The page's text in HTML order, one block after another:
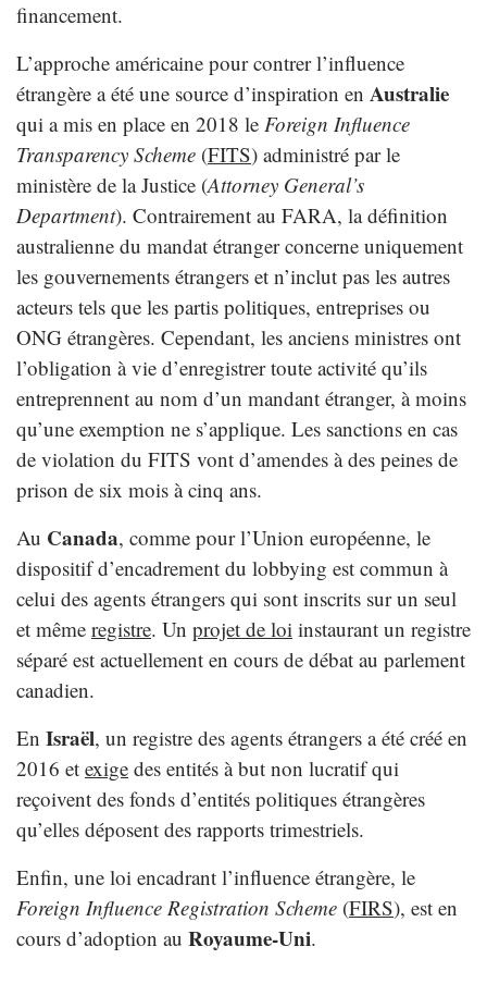
financement.
L’approche américaine pour contrer l’influence
étrangère a été une source d’inspiration en Australie
qui a mis en place en 2018 le Foreign Influence
Transparency Scheme (FITS) administré par le
ministère de la Justice (Attorney General’s
Department). Contrairement au FARA, la définition
australienne du mandat étranger concerne uniquement
les gouvernements étrangers et n’inclut pas les autres
acteurs tels que les partis politiques, entreprises ou
ONG étrangères. Cependant, les anciens ministres ont
l’obligation à vie d’enregistrer toute activité qu’ils
entreprennent au nom d’un mandant étranger, à moins
qu’une exemption ne s’applique. Les sanctions en cas
de violation du FITS vont d’amendes à des peines de
prison de six mois à cinq ans.
Au Canada, comme pour l’Union européenne, le
dispositif d’encadrement du lobbying est commun à
celui des agents étrangers qui sont inscrits sur un seul
et même registre. Un projet de loi instaurant un registre
séparé est actuellement en cours de débat au parlement
canadien.
En Israël, un registre des agents étrangers a été créé en
2016 et exige des entités à but non lucratif qui
reçoivent des fonds d’entités politiques étrangères
qu’elles déposent des rapports trimestriels.
Enfin, une loi encadrant l’influence étrangère, le
Foreign Influence Registration Scheme (FIRS), est en
cours d’adoption au Royaume-Uni.